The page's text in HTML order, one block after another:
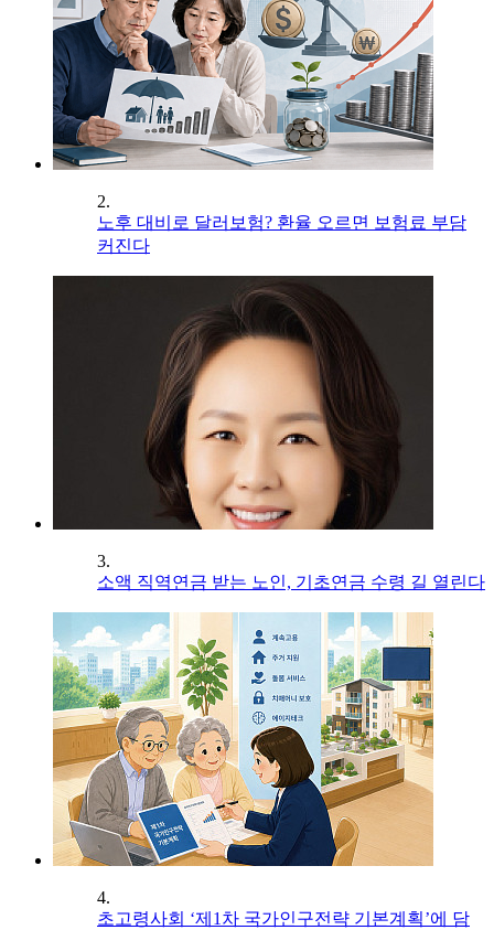
2.
노후 대비로 달러보험? 환율 오르면 보험료 부담
커진다
3.
소액 직역연금 받는 노인, 기초연금 수령 길 열린다
4.
초고령사회 ‘제1차 국가인구전략 기본계획’에 담